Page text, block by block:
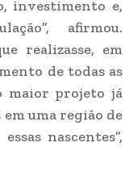
investimento e,
afirmou.
realizasse, em
de todas as
maior projeto já
uma região de
nascentes”,